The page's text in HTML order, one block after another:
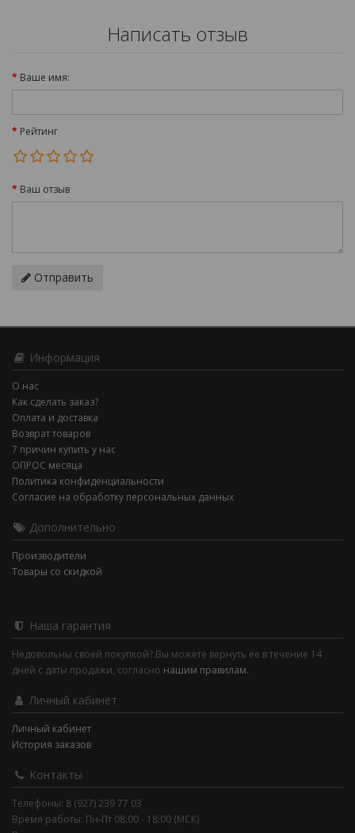
Написать отзыв
Ваше имя:
Рейтинг
Ваш отзыв
Отправить
Информация
О нас
Как сделать заказ?
Оплата и доставка
Возврат товаров
7 причин купить у нас
ОПРОС месяца
Политика конфиденциальности
Согласие на обработку персональных данных
Дополнительно
Производители
Товары со скидкой
Наша гарантия
Недовольны своей покупкой? Вы можете вернуть ее в течение 14
дней с даты продажи, согласно нашим правилам.
Личный кабинет
Личный кабинет
История заказов
Контакты
Телефоны: 8 (927) 239 77 03
Время работы: Пн-Пт 08:00 - 18:00 (МСК)